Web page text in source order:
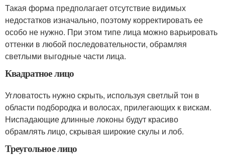
Такая форма предполагает отсутствие видимых
недостатков изначально, поэтому корректировать ее
особо не нужно. При этом типе лица можно варьировать
оттенки в любой последовательности, обрамляя
светлыми выгодные части лица.
Квадратное лицо
Угловатость нужно скрыть, используя светлый тон в
области подбородка и волосах, прилегающих к вискам.
Ниспадающие длинные локоны будут красиво
обрамлять лицо, скрывая широкие скулы и лоб.
Треугольное лицо